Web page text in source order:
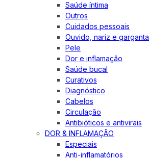
Saúde íntima
Outros
Cuidados pessoais
Ouvido, nariz e garganta
Pele
Dor e inflamação
Saúde bucal
Curativos
Diagnóstico
Cabelos
Circulação
Antibióticos e antivirais
DOR & INFLAMAÇÃO
Especiais
Anti-inflamatórios